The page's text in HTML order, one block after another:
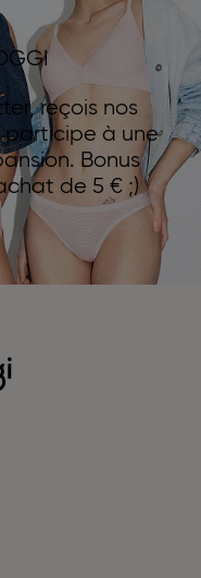
reçois nos
participe à une
Bonus
de 5 € ;)